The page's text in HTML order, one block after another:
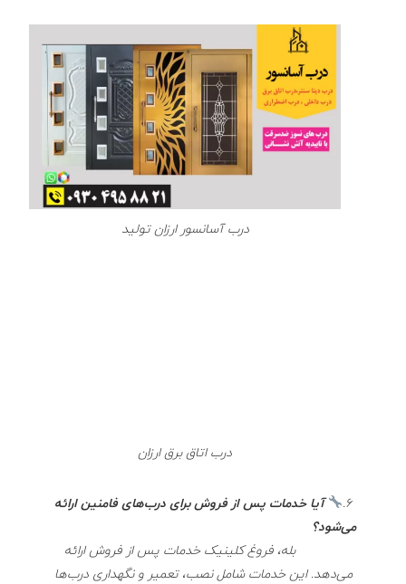
درب آسانسور ارزان تولید
درب اتاق برق ارزان
6.
آیا خدمات پس از فروش برای درب‌های فامنین ارائه
می‌شود؟
بله، فروغ کلینیک خدمات پس از فروش ارائه
می‌دهد. این خدمات شامل نصب، تعمیر و نگهداری درب‌ها